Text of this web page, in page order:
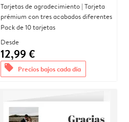
Tarjetas de agradecimiento | Tarjeta
prémium con tres acabados diferentes
Pack de 10 tarjetas
Desde
12,99 €
offers Precios bajos cada día